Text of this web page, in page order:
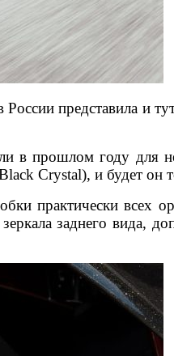
представила и
в прошлом году для
Crystal), и будет он
практически всех
заднего вида,